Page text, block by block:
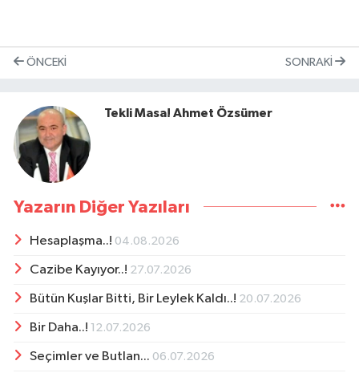
ÖNCEKI SONRAKI
Tekli Masa! Ahmet Özsümer
Yazarın Diğer Yazıları
Hesaplaşma..! 04.08.2026
Cazibe Kayıyor..! 27.07.2026
Bütün Kuşlar Bitti, Bir Leylek Kaldı..! 20.07.2026
Bir Daha..! 12.07.2026
Seçimler ve Butlan... 06.07.2026